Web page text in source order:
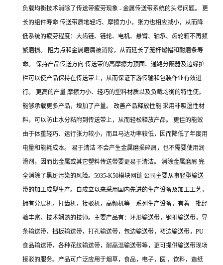
负载均衡技术消除了传送带疲劳现象 - 金属传送带系统的头号问题。 更
长的组件寿命 传送带质地轻巧、摩擦力小，张力也相应减小，从而降
低系统的疲劳程度：大齿链、链轮、电机、悬臂、轴承、齿轮箱不再频
繁磨损。 阻力点和金属磨屑被消除，从而延长了笼杆螺帽和耐磨条寿
命。 保持产品传送方向 传送带的高摩擦力顶面、通路分隔器及边缘护
栏可以使产品保持在传送带上，从而保证下游传输和包装作业有效进
行。 更高的产量 摩擦力小、轻巧的塑料材质以及负载均衡的特性使。
能够承载更多产品，增加了产量。 改善产品释放性能 采用非吸湿性材
料，可以防止水分粘附到传送带上，从而轻松释放产品。 更佳的能效
由于体重轻巧、运行张力较小，而且马达功率较低，因而降低了年度用
电量和能耗成本。 易于清洁 不会产生金属磨损碎屑，也不需要使用润
滑剂，因而比金属或其它塑料传送带要更易于清洁。 消除金属磨屑 完
全消除了黑斑污染的风险。5935-K50模块网链 公司主要从事轻型输送
带的加工成型生产。自成立以来采用国内先进的生产设备及加工工艺，
拥有分层机，打齿机，接驳机，高频机等一系列生产设备，有着一批经
验丰富，技术娴熟的技师。主要产品有：环形输送带，钢扣输送带，导
条输送带，挡板输送带，打孔输送带，包边输送带，裙边输送带，PU
食品输送带，各种花纹输送带，耐高温输送带等，更可提供输送带现场
接驳的服务。产品可广泛应用于烟草，食品，电子，医 ，饮料，造纸